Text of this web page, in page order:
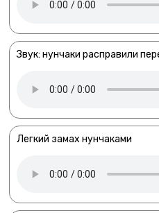
Звук: нунчаки расправили
Легкий замах нунчаками